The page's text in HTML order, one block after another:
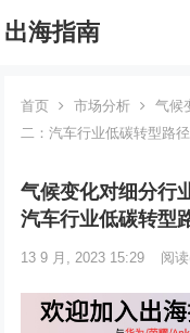
出海指南
首页 市场分析
气候
二：汽车行业低碳转型路
气候变化对细分行
汽车行业低碳转型
13 9 月, 2023 15:29 阅读